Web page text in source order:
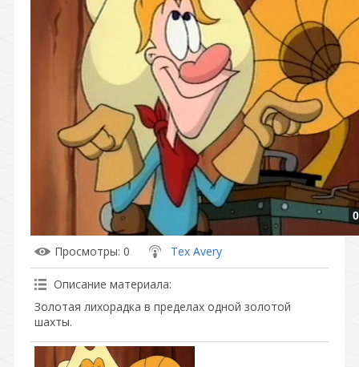
Просмотры: 0 Tex Avery
Описание материала:
Золотая лихорадка в пределах одной золотой
шахты.